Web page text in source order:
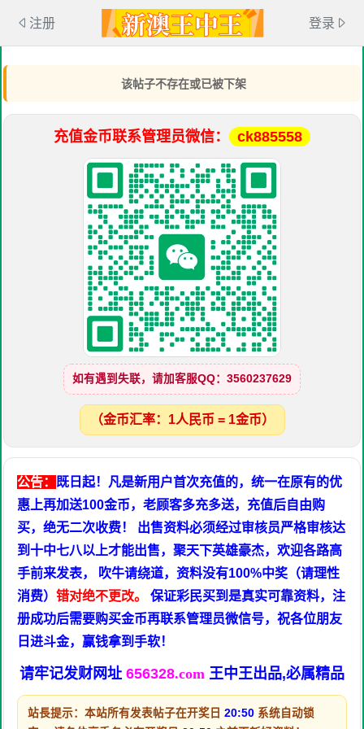
注册 登录
该帖子不存在或已被下架
充值金币联系管理员微信： ck885558
如有遇到失联，请加客服QQ：3560237629
（金币汇率：1人民币 = 1金币）
公告： 既日起！凡是新用户首次充值的，统一在原有的优
惠上再加送100金币，老顾客多充多送，充值后自由购
买，绝无二次收费！ 出售资料必须经过审核员严格审核达
到十中七八以上才能出售，聚天下英雄豪杰，欢迎各路高
手前来发表， 吹牛请绕道，资料没有100%中奖（请理性
消费） 错对绝不更改。
保证彩民买到是真实可靠资料，注
册成功后需要购买金币再联系管理员微信号，祝各位朋友
日进斗金，赢钱拿到手软！
请牢记发财网址 656328.com 王中王出品,必属精品
站長提示：本站所有发表帖子在开奖日 20:50 系统自动锁